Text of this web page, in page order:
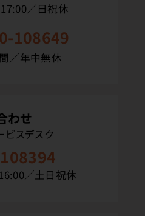
／日祝休
108649
／年中無休
わせ
ビスデスク
／土日祝休